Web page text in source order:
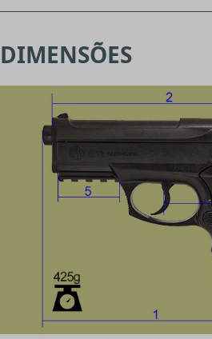
DIMENSÕES